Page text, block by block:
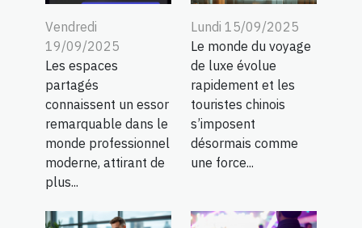
Vendredi
19/09/2025
Les espaces
partagés
connaissent un essor
remarquable dans le
monde professionnel
moderne, attirant de
plus...
Lundi 15/09/2025
Le monde du voyage
de luxe évolue
rapidement et les
touristes chinois
s’imposent
désormais comme
une force...